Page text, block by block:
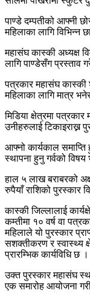
पाण्डे दम्पतीको आफ्नी
महिलाका लागि विभिन्न
महासंघ कास्की अध्यक्ष
लागि पाण्डेसँग प्रस्ताव
पत्रकार महासंघ कास्की
महिलाका लागि मात्र
मिडिया क्षेत्रमा
उनीहरुलाई टिकाइराख्न
आफ्नो कार्यकाल समाप्ति
स्थापना हुनु गर्वको
हाल ५ लाख बराबरको
रुपैयाँ राशिको पुरस्कार
कास्की जिल्लालाई
कम्तीमा १० वर्ष वा
महिलाले यो पुरस्कार
सशक्तीकरण र स्वास्थ्य
प्रारम्भिक कार्यविधि छ ।
उक्त पुरस्कार महासंघ
एक समारोह आयोजना